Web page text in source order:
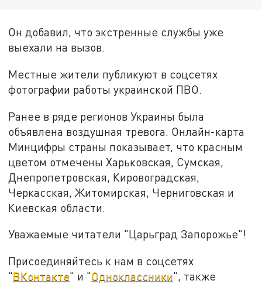
Он добавил, что экстренные службы уже
выехали на вызов.
Местные жители публикуют в соцсетях
фотографии работы украинской ПВО.
Ранее в ряде регионов Украины была
объявлена воздушная тревога. Онлайн-карта
Минцифры страны показывает, что красным
цветом отмечены Харьковская, Сумская,
Днепропетровская, Кировоградская,
Черкасская, Житомирская, Черниговская и
Киевская области.
Уважаемые читатели "Царьград Запорожье"!
Присоединяйтесь к нам в соцсетях
"ВКонтакте" и "Одноклассники", также